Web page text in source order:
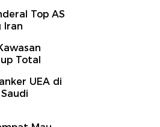
Top AS
Iran
Total
UEA di